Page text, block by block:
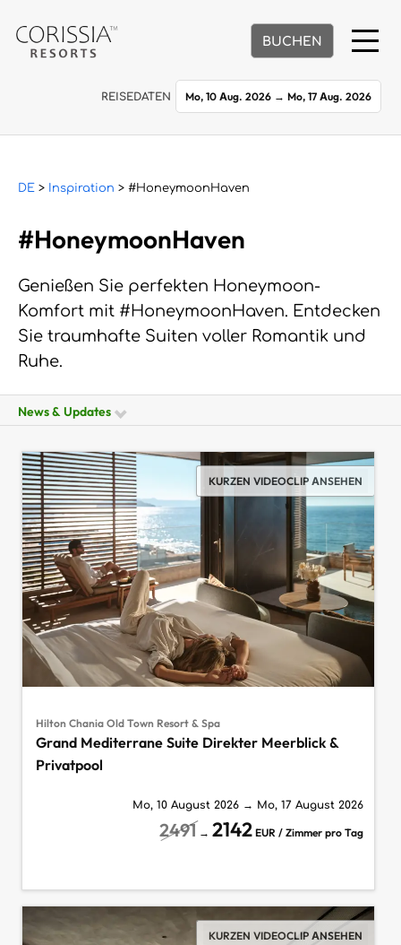
BUCHEN
REISEDATEN Mo, 10 Aug. 2026 → Mo, 17 Aug. 2026
DE > Inspiration > #HoneymoonHaven
#HoneymoonHaven
Genießen Sie perfekten Honeymoon-
Komfort mit #HoneymoonHaven. Entdecken
Sie traumhafte Suiten voller Romantik und
Ruhe.
News & Updates
Hilton Chania Old Town Resort & Spa
Grand Mediterrane Suite Direkter Meerblick &
Privatpool
Mo, 10 August 2026 → Mo, 17 August 2026
2491 →2142 EUR / Zimmer pro Tag
KURZEN VIDEOCLIP ANSEHEN
KURZEN VIDEOCLIP ANSEHEN